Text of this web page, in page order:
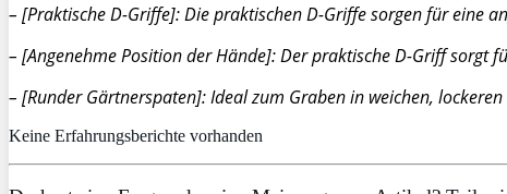
– [Praktische D-Griffe]: Die praktischen D-Griffe sorgen für eine
– [Angenehme Position der Hände]: Der praktische D-Griff sorgt
– [Runder Gärtnerspaten]: Ideal zum Graben in weichen,
Keine Erfahrungsberichte vorhanden